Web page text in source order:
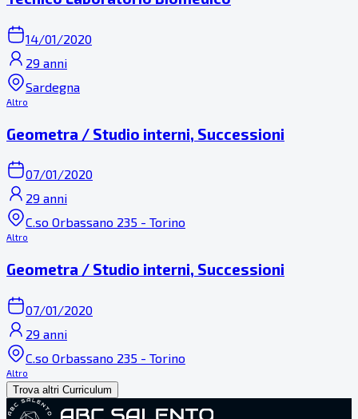
14/01/2020
29 anni
Sardegna
Altro
Geometra / Studio interni, Successioni
07/01/2020
29 anni
C.so Orbassano 235 - Torino
Altro
Geometra / Studio interni, Successioni
07/01/2020
29 anni
C.so Orbassano 235 - Torino
Altro
Trova altri Curriculum